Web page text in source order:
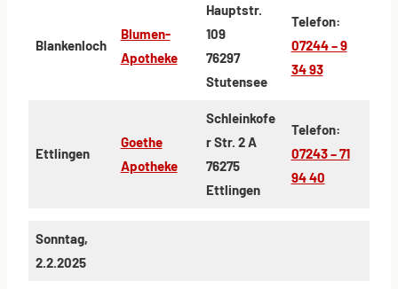
Blankenloch
Blumen-
Apotheke
Hauptstr.
109
76297
Stutensee
Telefon:
07244 – 9
34 93
Ettlingen
Goethe
Apotheke
Schleinkofe
r Str. 2 A
76275
Ettlingen
Telefon:
07243 – 71
94 40
Sonntag,
2.2.2025